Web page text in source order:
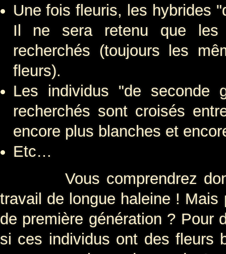
Une fois fleuris, les hybrides
Il ne sera retenu que les
recherchés (toujours les
fleurs).
Les individus "de seconde
recherchés sont croisés
encore plus blanches et
Etc…
Vous comprendrez donc
travail de longue haleine !
de première génération ? Pour
si ces individus ont des fleurs